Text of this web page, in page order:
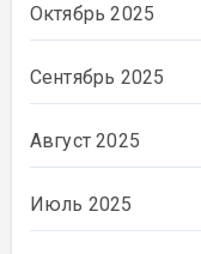
Октябрь 2025
Сентябрь 2025
Август 2025
Июль 2025